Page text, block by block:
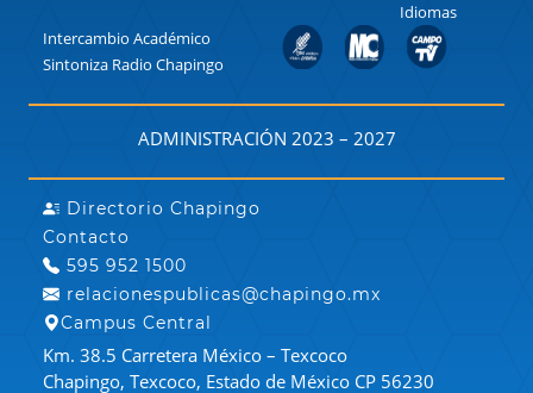
Idiomas
Intercambio Académico
Sintoniza Radio Chapingo
ADMINISTRACIÓN 2023 – 2027
Directorio Chapingo
Contacto
595 952 1500
relacionespublicas@chapingo.mx
Campus Central
Km. 38.5 Carretera México – Texcoco
Chapingo, Texcoco, Estado de México CP 56230